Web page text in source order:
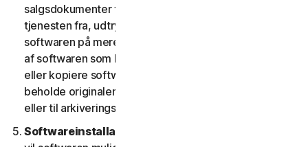
salgsdokumenter fra den udbyder, som du fik
tjenesten fra, udtrykkeligt tillader dig at bruge
softwaren på mere end en enhed. Du må tage én kopi
af softwaren som backup eller til arkiveringsformål
eller kopiere softwaren til harddisken på din enhed og
beholde originalen, dog kun med henblik på backup
eller til arkiveringsformål.
Softwareinstallation.